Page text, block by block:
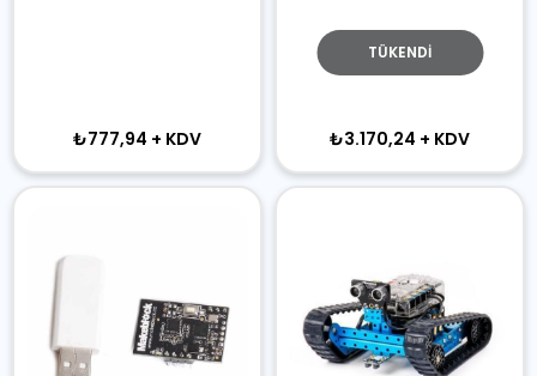
₺777,94 + KDV
TÜKENDI
₺3.170,24 + KDV